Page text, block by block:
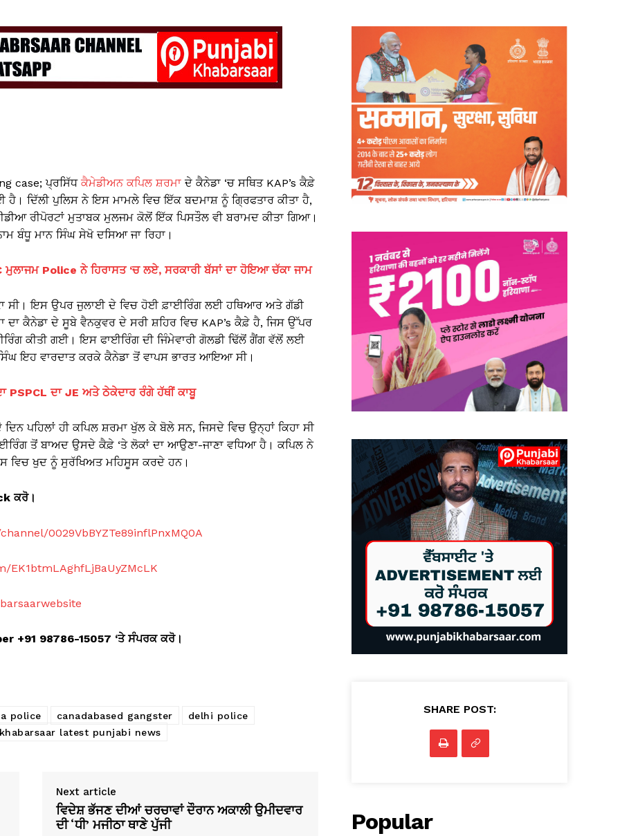
case; ਪ੍ਰਸਿੱਧ ਕੈਮੇਡੀਅਨ ਕਪਿਲ ਸ਼ਰਮਾ ਦੇ ਕੈਨੇਡਾ ‘ਚ ਸਥਿਤ KAP’s ਕੈਫ਼ੇ
ਦਿੱਲੀ ਪੁਲਿਸ ਨੇ ਇਸ ਮਾਮਲੇ ਵਿਚ ਇੱਕ ਬਦਮਾਸ਼ ਨੂੰ ਗ੍ਰਿਫਤਾਰ ਕੀਤਾ ਹੈ,
ਰੀਪੋਰਟਾਂ ਮੁਤਾਬਕ ਮੁਲਜਮ ਕੋਲੋਂ ਇੱਕ ਪਿਸਤੌਲ ਵੀ ਬਰਾਮਦ ਕੀਤਾ ਗਿਆ।
ਬੰਧੂ ਮਾਨ ਸਿੰਘ ਸੇਖੋ ਦਸਿਆ ਜਾ ਰਿਹਾ।
Police ਨੇ ਹਿਰਾਸਤ ‘ਚ ਲਏ, ਸਰਕਾਰੀ ਬੱਸਾਂ ਦਾ ਹੋਇਆ ਚੱਕਾ ਜਾਮ
ਸੀ। ਇਸ ਉਪਰ ਜੁਲਾਈ ਦੇ ਵਿਚ ਹੋਈ ਫ਼ਾਈਰਿੰਗ ਲਈ ਹਥਿਆਰ ਅਤੇ ਗੱਡੀ
ਕੈਨੇਡਾ ਦੇ ਸੂਬੇ ਵੈਨਕੁਵਰ ਦੇ ਸਰੀ ਸ਼ਹਿਰ ਵਿਚ KAP’s ਕੈਫ਼ੇ ਹੈ, ਜਿਸ ਉੱਪਰ
ਕੀਤੀ ਗਈ। ਇਸ ਫਾਈਰਿੰਗ ਦੀ ਜਿੰਮੇਵਾਰੀ ਗੋਲਡੀ ਢਿੱਲੋਂ ਗੈਂਗ ਵੱਲੋਂ ਲਈ
ਇਹ ਵਾਰਦਾਤ ਕਰਕੇ ਕੈਨੇਡਾ ਤੋਂ ਵਾਪਸ ਭਾਰਤ ਆਇਆ ਸੀ।
PSPCL ਦਾ JE ਅਤੇ ਠੇਕੇਦਾਰ ਰੰਗੇ ਹੱਥੀਂ ਕਾਬੂ
ਪਹਿਲਾਂ ਹੀ ਕਪਿਲ ਸ਼ਰਮਾ ਖੁੱਲ ਕੇ ਬੋਲੇ ਸਨ, ਜਿਸਦੇ ਵਿਚ ਉਨ੍ਹਾਂ ਕਿਹਾ ਸੀ
ਤੋਂ ਬਾਅਦ ਉਸਦੇ ਕੈਫ਼ੇ ‘ਤੇ ਲੋਕਾਂ ਦਾ ਆਉਣਾ-ਜਾਣਾ ਵਧਿਆ ਹੈ। ਕਪਿਲ ਨੇ
ਵਿਚ ਖੁਦ ਨੂੰ ਸੁਰੱਖਿਅਤ ਮਹਿਸੂਸ ਕਰਦੇ ਹਨ।
ਕਰੋ।
0029VbBYZTe89inflPnxMQ0A
EK1btmLAghfLjBaUyZMcLK
+91 98786-15057 ‘ਤੇ ਸੰਪਰਕ ਕਰੋ।
police canadabased gangster
delhi police
latest punjabi news
Next article
ਵਿਦੇਸ਼ ਭੱਜਣ ਦੀਆਂ ਚਰਚਾਵਾਂ ਦੌਰਾਨ ਅਕਾਲੀ ਉਮੀਦਵਾਰ
ਦੀ ‘ਧੀ’ ਮਜੀਠਾ ਥਾਣੇ ਪੁੱਜੀ
SHARE POST:
Popular